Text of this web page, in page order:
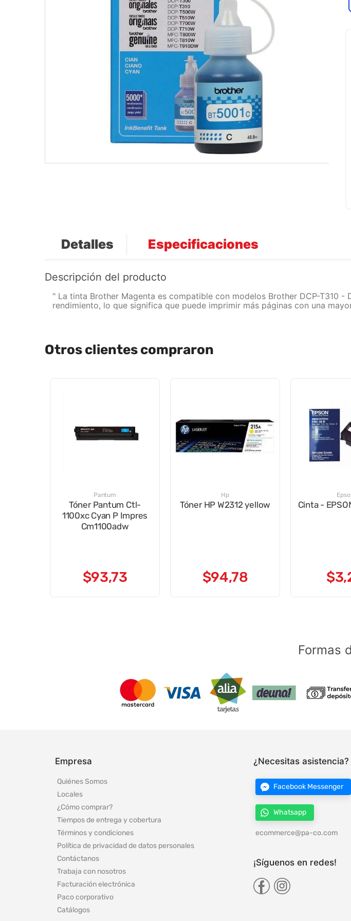
Detalles Especificaciones
Descripción del producto
" La tinta Brother Magenta es compatible con modelos Brother DCP-T310 -
rendimiento, lo que significa que puede imprimir más páginas con una
Otros clientes compraron
Pantum
Tóner Pantum Ctl-
1100xc Cyan P Impres
Cm1100adw
$93,73
Hp
Tóner HP W2312 yellow
$94,78
Cinta -
$3,
Formas
Empresa
Quiénes Somos
Locales
¿Cómo comprar?
Tiempos de entrega y cobertura
Términos y condiciones
Política de privacidad de datos personales
Contáctanos
Trabaja con nosotros
Facturación electrónica
Paco corporativo
Catálogos
¿Necesitas asistencia?
Facebook Messenger
Whatsapp
ecommerce@pa-co.com
¡Síguenos en redes!